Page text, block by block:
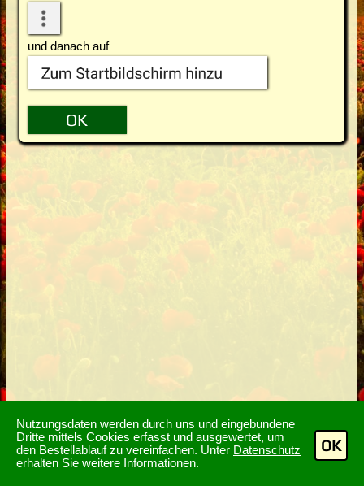
Nutzungsdaten werden durch uns und eingebundene
Dritte mittels Cookies erfasst und ausgewertet, um
den Bestellablauf zu vereinfachen. Unter Datenschutz
erhalten Sie weitere Informationen.
OK
und danach auf